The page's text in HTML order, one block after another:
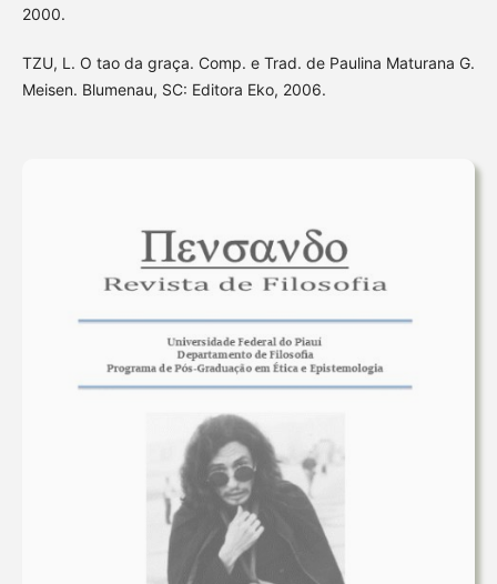
2000.
TZU, L. O tao da graça. Comp. e Trad. de Paulina Maturana G.
Meisen. Blumenau, SC: Editora Eko, 2006.